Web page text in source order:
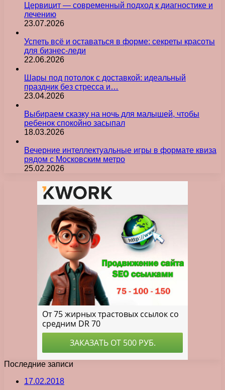
Цервицит — современный подход к диагностике и
лечению
23.07.2026
Успеть всё и оставаться в форме: секреты красоты
для бизнес-леди
22.06.2026
Шары под потолок с доставкой: идеальный
праздник без стресса и…
23.04.2026
Выбираем сказку на ночь для малышей, чтобы
ребенок спокойно засыпал
18.03.2026
Вечерние интеллектуальные игры в формате квиза
рядом с Московским метро
25.02.2026
Последние записи
17.02.2018